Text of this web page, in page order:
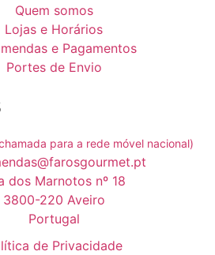
Quem somos
Lojas e Horários
e Pagamentos
Portes de Envio
para a rede móvel nacional)
dos Marnotos nº 18
3800-220 Aveiro
Portugal
de Privacidade